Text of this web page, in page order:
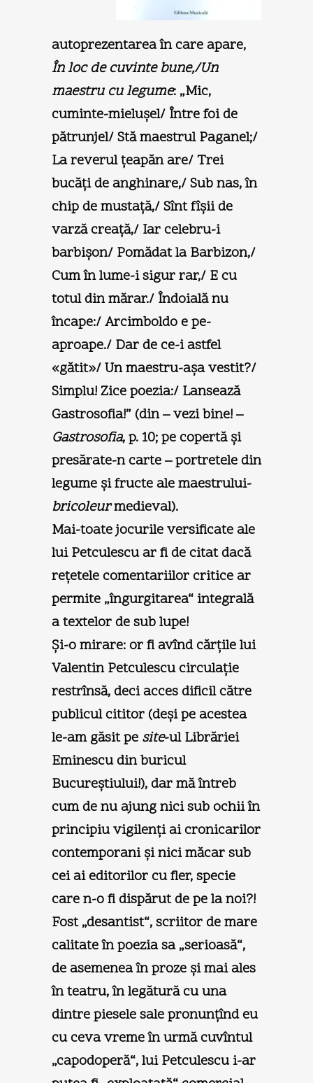
autoprezentarea în care apare,
În loc de cuvinte bune,/Un
maestru cu legume: „Mic,
cuminte-mieluşel/ Între foi de
pătrunjel/ Stă maestrul Paganel;/
La reverul ţeapăn are/ Trei
bucăţi de anghinare,/ Sub nas, în
chip de mustaţă,/ Sînt fîşii de
varză creaţă,/ Iar celebru-i
barbişon/ Pomădat la Barbizon,/
Cum în lume-i sigur rar,/ E cu
totul din mărar./ Îndoială nu
încape:/ Arcimboldo e pe-
aproape./ Dar de ce-i astfel
«gătit»/ Un maestru-aşa vestit?/
Simplu! Zice poezia:/ Lansează
Gastrosofia!” (din – vezi bine! –
Gastrosofia, p. 10; pe copertă şi
presărate-n carte – portretele din
legume şi fructe ale maestrului-
bricoleurmedieval).
Mai-toate jocurile versificate ale
lui Petculescu ar fi de citat dacă
reţetele comentariilor critice ar
permite „îngurgitarea“ integrală
a textelor de sub lupe!
Şi-o mirare: or fi avînd cărţile lui
Valentin Petculescu circulaţie
restrînsă, deci acces dificil către
publicul cititor (deşi pe acestea
le-am găsit pe site-ul Librăriei
Eminescu din buricul
Bucureştiului!), dar mă întreb
cum de nu ajung nici sub ochii în
principiu vigilenţi ai cronicarilor
contemporani şi nici măcar sub
cei ai editorilor cu fler, specie
care n-o fi dispărut de pe la noi?!
Fost „desantist“, scriitor de mare
calitate în poezia sa „serioasă“,
de asemenea în proze şi mai ales
în teatru, în legătură cu una
dintre piesele sale pronunţînd eu
cu ceva vreme în urmă cuvîntul
„capodoperă“, lui Petculescu i-ar